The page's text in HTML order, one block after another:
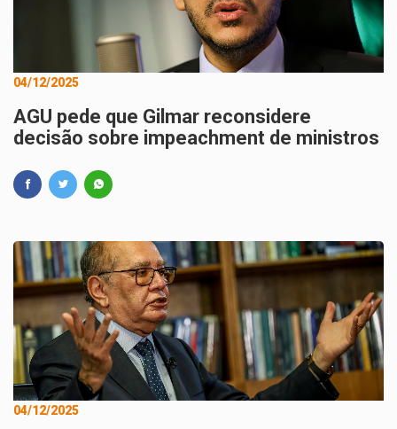
04/12/2025
AGU pede que Gilmar reconsidere
decisão sobre impeachment de ministros
04/12/2025